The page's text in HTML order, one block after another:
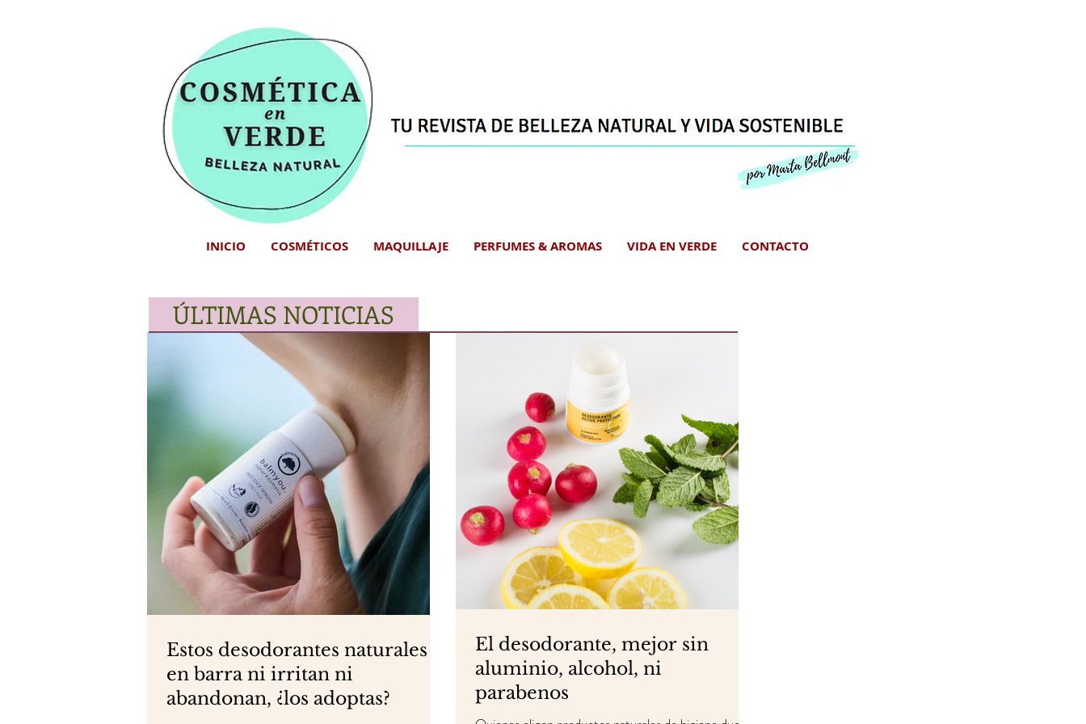
INICIO COSMÉTICOS MAQUILLAJE PERFUMES & AROMAS VIDA EN VERDE CONTACTO
ÚLTIMAS NOTICIAS
Estos desodorantes naturales
en barra ni irritan ni
abandonan, ¿los adoptas?
El desodorante, mejor sin
aluminio, alcohol, ni
parabenos